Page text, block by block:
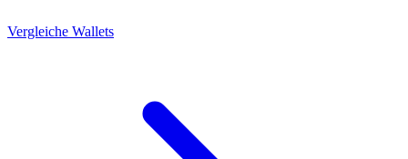
Vergleiche Wallets